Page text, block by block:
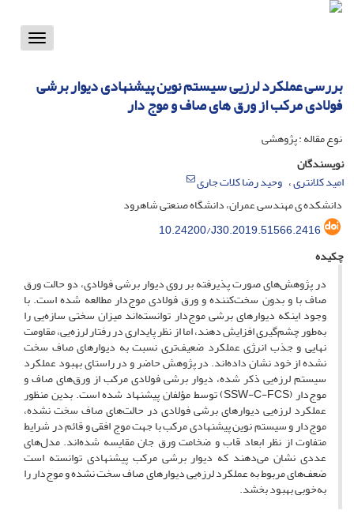
Toggle
بررسی عملکرد لرزیی سیستم نوین پیشنهادی دیوار برشی
فولادی مرکب از ورق ‏‏های صاف و موج ‏دار
نوع مقاله : پژوهشی
نویسندگان
امید کلانتری وحید رضا کلات جاری
دانشکده ی مهندسی عمران، دانشگاه صنعتی شاهرود
10.24200/J30.2019.51566.2416
چکیده
در پژوهش‌های صورت پذیرفته بر روی دیوار برشی فولادی، دو حالت ورق
صاف با و بدون سخت‌کننده و ورق فولادی موج‌دار مطالعه شده است. با
وجود اینکه دیوارهای برشی موج‌دار توانسته‌اند میزان سختی سازه‌یی را
به‌طور چشم‌گیری افزایش دهند، اما از نظر پایداری در رفتار لرزه‌یی، مقاومت
نهایی و جذب انرژی عملکرد ضعیف‌تری نسبت به دیوارهای صاف سخت
نشده از خود نشان داده‌اند. در پژوهش حاضر و در راستای بهبود عملکرد
سیستم لرزه‌یی ذکر شده، دیوار برشی فولادی مرکب از ورق‌های صاف و
موج‌دار (S‌S‌W-C-F‌C‌S) توسط مؤلفان پیشنهاد شده است. بدین منظور
عملکرد لرزه‌یی دیوارهای برشی فولادی در حالت‌های صاف سخت نشده،
موج‌دار و سیستم نوین پیشنهادی مرکب با جهت موج افقی و قائم در شرایط
متفاوت از نظر ابعاد قاب و ضخامت ورق جان مقایسه شده‌اند. مدل‌های
عددی نشان می‌دهند که دیوار برشی مرکب پیشنهادی توانسته است
ضعف‌های مربوط به عملکرد لرزه‌یی دیوارهای صاف سخت نشده و موج‌دار را
به‌خوبی بهبود بخشد.